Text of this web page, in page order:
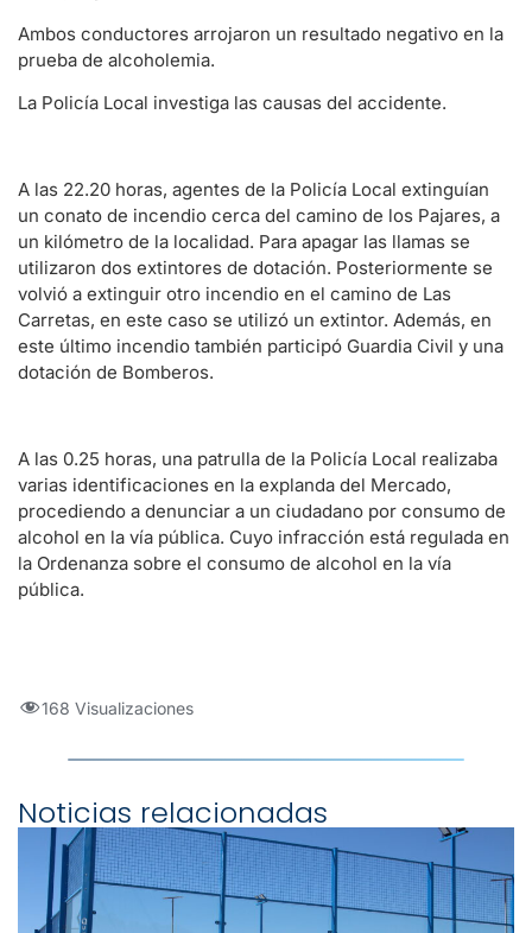
Ambos conductores arrojaron un resultado negativo en la
prueba de alcoholemia.
La Policía Local investiga las causas del accidente.
A las 22.20 horas, agentes de la Policía Local extinguían
un conato de incendio cerca del camino de los Pajares, a
un kilómetro de la localidad. Para apagar las llamas se
utilizaron dos extintores de dotación. Posteriormente se
volvió a extinguir otro incendio en el camino de Las
Carretas, en este caso se utilizó un extintor. Además, en
este último incendio también participó Guardia Civil y una
dotación de Bomberos.
A las 0.25 horas, una patrulla de la Policía Local realizaba
varias identificaciones en la explanda del Mercado,
procediendo a denunciar a un ciudadano por consumo de
alcohol en la vía pública. Cuyo infracción está regulada en
la Ordenanza sobre el consumo de alcohol en la vía
pública.
168 Visualizaciones
Noticias relacionadas